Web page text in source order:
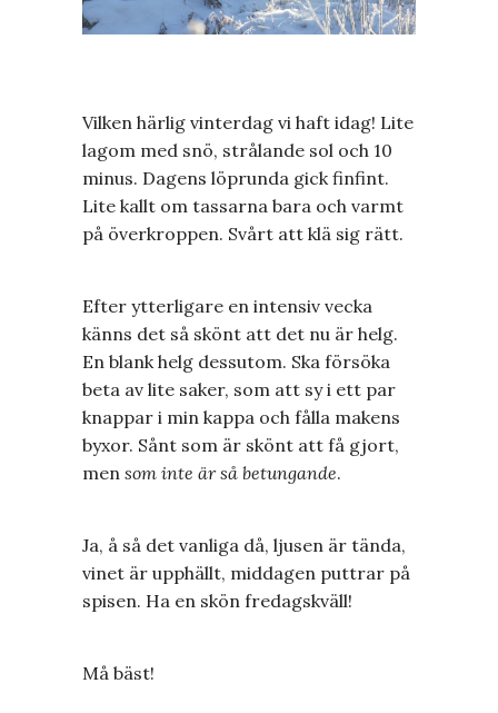
Vilken härlig vinterdag vi haft idag! Lite
lagom med snö, strålande sol och 10
minus. Dagens löprunda gick finfint.
Lite kallt om tassarna bara och varmt
på överkroppen. Svårt att klä sig rätt.
Efter ytterligare en intensiv vecka
känns det så skönt att det nu är helg.
En blank helg dessutom. Ska försöka
beta av lite saker, som att sy i ett par
knappar i min kappa och fålla makens
byxor. Sånt som är skönt att få gjort,
men som inte är så betungande.
Ja, å så det vanliga då, ljusen är tända,
vinet är upphällt, middagen puttrar på
spisen. Ha en skön fredagskväll!
Må bäst!